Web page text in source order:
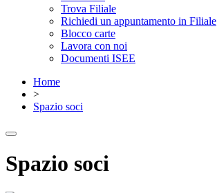
Trova Filiale
Richiedi un appuntamento in Filiale
Blocco carte
Lavora con noi
Documenti ISEE
Home
>
Spazio soci
Spazio soci